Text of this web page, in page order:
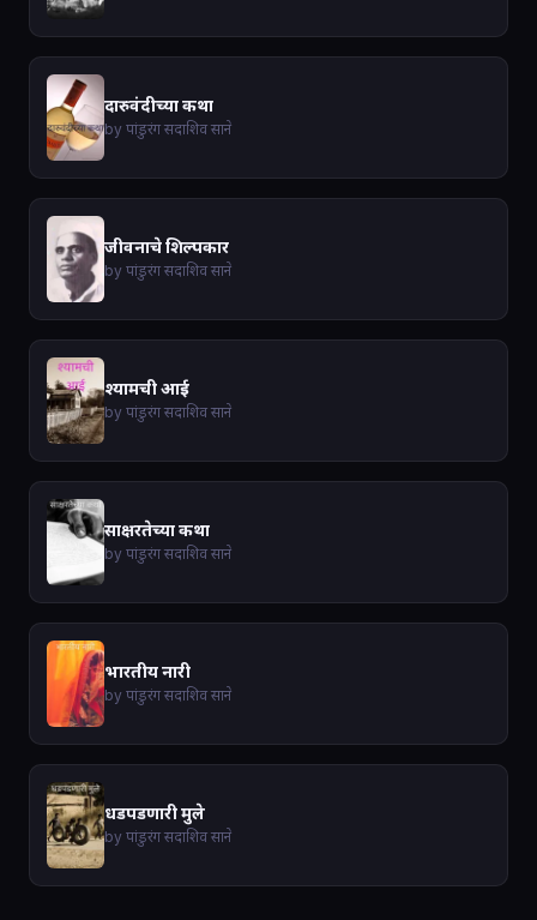
दारुवंदीच्या कथा
by पांडुरंग सदाशिव साने
जीवनाचे शिल्पकार
by पांडुरंग सदाशिव साने
श्यामची आई
by पांडुरंग सदाशिव साने
साक्षरतेच्या कथा
by पांडुरंग सदाशिव साने
भारतीय नारी
by पांडुरंग सदाशिव साने
धडपडणारी मुले
by पांडुरंग सदाशिव साने